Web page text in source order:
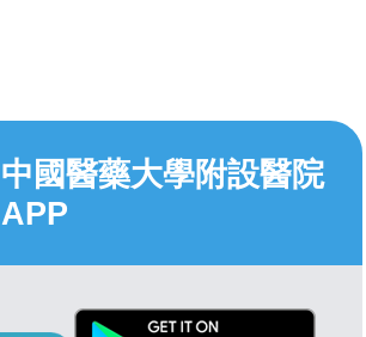
中國醫藥大學附設醫院
APP